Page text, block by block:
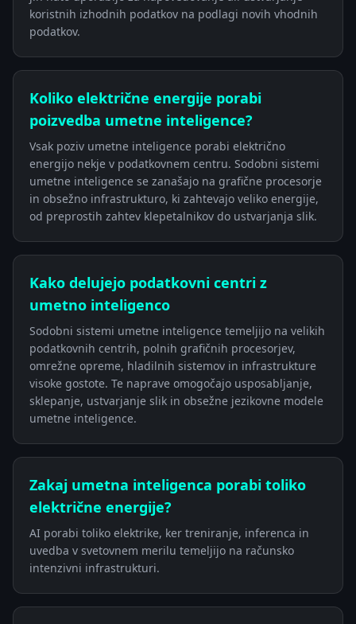
koristnih izhodnih podatkov na podlagi novih vhodnih
podatkov.
Koliko električne energije porabi
poizvedba umetne inteligence?
Vsak poziv umetne inteligence porabi električno
energijo nekje v podatkovnem centru. Sodobni sistemi
umetne inteligence se zanašajo na grafične procesorje
in obsežno infrastrukturo, ki zahtevajo veliko energije,
od preprostih zahtev klepetalnikov do ustvarjanja slik.
Kako delujejo podatkovni centri z
umetno inteligenco
Sodobni sistemi umetne inteligence temeljijo na velikih
podatkovnih centrih, polnih grafičnih procesorjev,
omrežne opreme, hladilnih sistemov in infrastrukture
visoke gostote. Te naprave omogočajo usposabljanje,
sklepanje, ustvarjanje slik in obsežne jezikovne modele
umetne inteligence.
Zakaj umetna inteligenca porabi toliko
električne energije?
AI porabi toliko elektrike, ker treniranje, inferenca in
uvedba v svetovnem merilu temeljijo na računsko
intenzivni infrastrukturi.